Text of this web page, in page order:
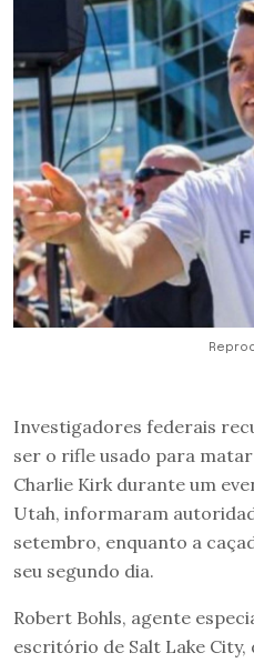
Investigadores federais
ser o rifle usado para
Charlie Kirk durante um
Utah, informaram
setembro, enquanto a
seu segundo dia.
Robert Bohls, agente
escritório de Salt Lake City,